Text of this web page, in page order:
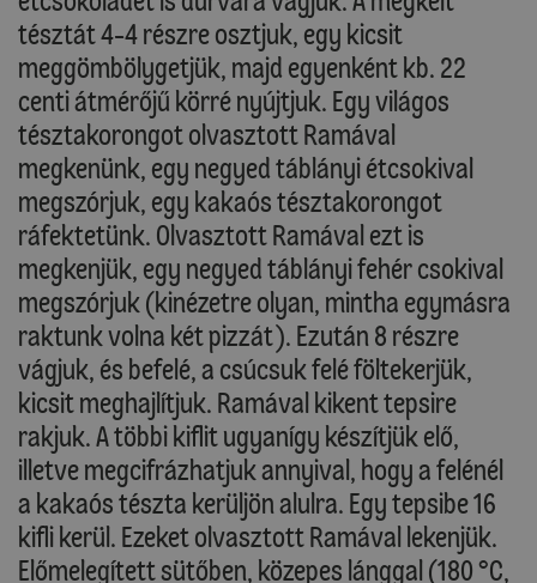
tésztát 4-4 részre osztjuk, egy kicsit
meggömbölygetjük, majd egyenként kb. 22
centi átmérőjű körré nyújtjuk. Egy világos
tésztakorongot olvasztott Ramával
megkenünk, egy negyed táblányi étcsokival
megszórjuk, egy kakaós tésztakorongot
ráfektetünk. Olvasztott Ramával ezt is
megkenjük, egy negyed táblányi fehér csokival
megszórjuk (kinézetre olyan, mintha egymásra
raktunk volna két pizzát). Ezután 8 részre
vágjuk, és befelé, a csúcsuk felé föltekerjük,
kicsit meghajlítjuk. Ramával kikent tepsire
rakjuk. A többi kiflit ugyanígy készítjük elő,
illetve megcifrázhatjuk annyival, hogy a felénél
a kakaós tészta kerüljön alulra. Egy tepsibe 16
kifli kerül. Ezeket olvasztott Ramával lekenjük.
Előmelegített sütőben, közepes lánggal (180 °C,